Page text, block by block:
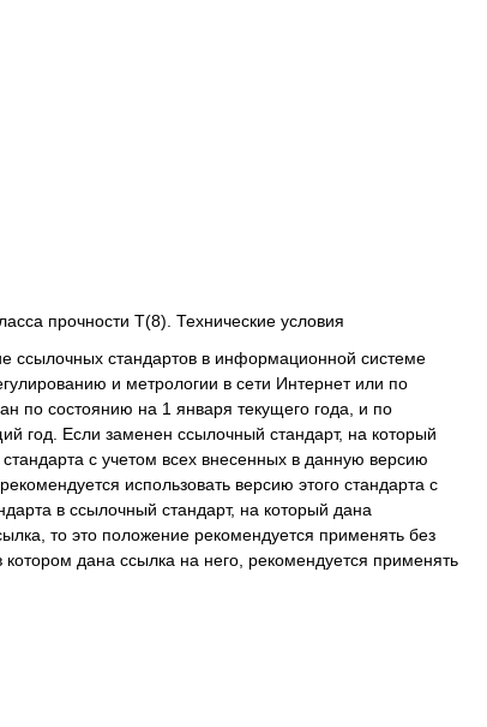
прочности Т(8). Технические условия
ссылочных стандартов в информационной системе
и метрологии в сети Интернет или по
по состоянию на 1 января текущего года, и по
год. Если заменен ссылочный стандарт, на который
с учетом всех внесенных в данную версию
использовать версию этого стандарта с
в ссылочный стандарт, на который дана
то это положение рекомендуется применять без
дана ссылка на него, рекомендуется применять